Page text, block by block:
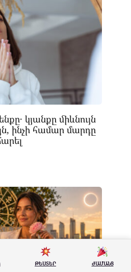
կյանքը միևնույն
ինչի համար մարդը
ԹԵՍՏԵՐ ԺԱՄԱՆՑ